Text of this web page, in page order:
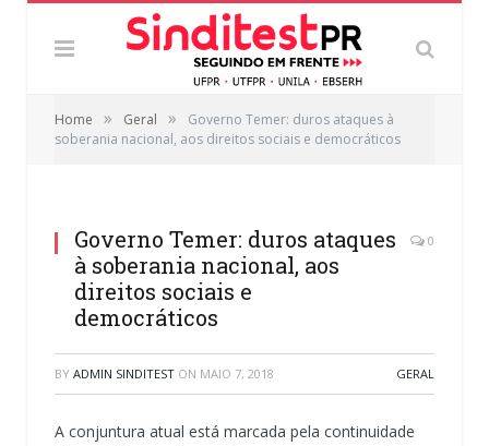
Home » Geral »
Governo Temer: duros ataques à
soberania nacional, aos direitos sociais e democráticos
Governo Temer: duros ataques
à soberania nacional, aos
direitos sociais e
democráticos
0
BY ADMIN SINDITEST ON MAIO 7, 2018 GERAL
A conjuntura atual está marcada pela continuidade